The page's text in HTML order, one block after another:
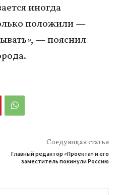
иногда
положили —
— пояснил
Следующая статья
Главный редактор «Проекта» и его
заместитель покинули Россию